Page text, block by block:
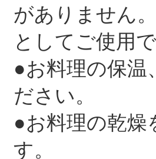
がありません
としてご使用
●お料理の保温
ださい。
●お料理の乾燥
す。